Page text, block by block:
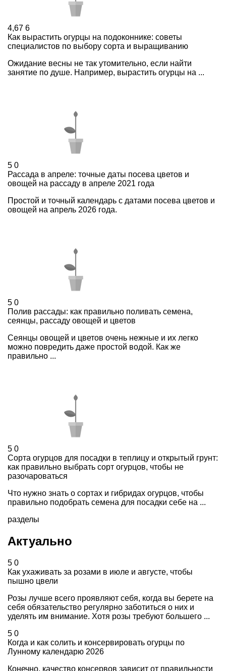
4,67 6
Как вырастить огурцы на подоконнике: советы
специалистов по выбору сорта и выращиванию
Ожидание весны не так утомительно, если найти
занятие по душе. Например, вырастить огурцы на ...
5 0
Рассада в апреле: точные даты посева цветов и
овощей на рассаду в апреле 2021 года
Простой и точный календарь с датами посева цветов и
овощей на апрель 2026 года.
5 0
Полив рассады: как правильно поливать семена,
сеянцы, рассаду овощей и цветов
Сеянцы овощей и цветов очень нежные и их легко
можно повредить даже простой водой. Как же
правильно ...
5 0
Сорта огурцов для посадки в теплицу и открытый грунт:
как правильно выбрать сорт огурцов, чтобы не
разочароваться
Что нужно знать о сортах и гибридах огурцов, чтобы
правильно подобрать семена для посадки себе на ...
разделы
Актуально
5 0
Как ухаживать за розами в июле и августе, чтобы
пышно цвели
Розы лучше всего проявляют себя, когда вы берете на
себя обязательство регулярно заботиться о них и
уделять им внимание. Хотя розы требуют большего ...
5 0
Когда и как солить и консервировать огурцы по
Лунному календарю 2026
Конечно, качество консервов зависит от правильности